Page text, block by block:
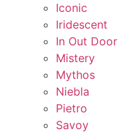
Iconic
Iridescent
In Out Door
Mistery
Mythos
Niebla
Pietro
Savoy